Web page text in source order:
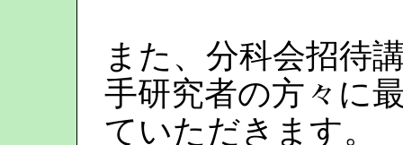
また、分科会招待
手研究者の方々に
ていただきます。